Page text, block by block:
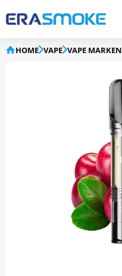
HOME VAPE VAPE MARKEN